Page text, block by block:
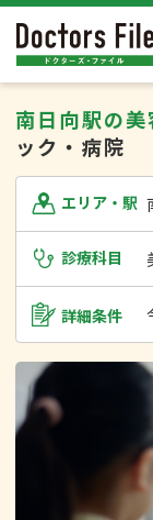
南日向駅の
ック・病院
エリア・駅
診療科目
詳細条件